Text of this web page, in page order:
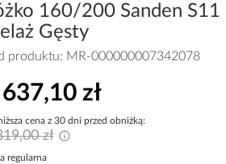
160/200 Sanden
Gęsty
produktu: MR-000000007342078
zł
cena z 30 dni przed obniżką:
zł
regularna